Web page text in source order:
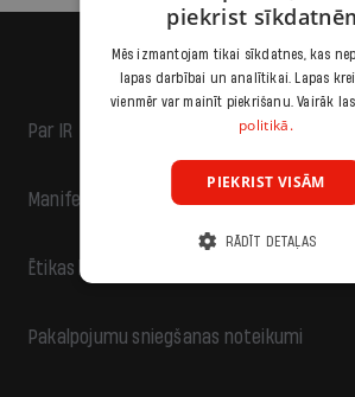
Par IR
Manifests
Ētikas kodekss
Pakalpojumu sniegšanas noteikumi
piekrist
Mēs izmantojam tikai sīkdatnes, kas
lapas darbībai un analītikai. Lapas
vienmēr var mainīt piekrišanu. Vairāk
politikā.
PIEKRIST VISĀM
RĀDĪT DETAĻAS